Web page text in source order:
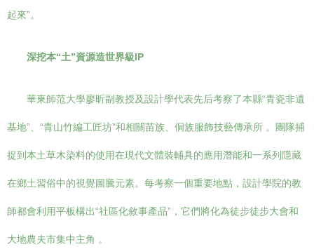
起來”。
深挖本“土”資源造世界級IP
華東師范大學廖昕副教授及設計學代表先后考察了本縣“青瓷非遺
基地”、“青山竹編工匠坊”和相關苗族、侗族服飾技藝傳承所 。團隊捕
捉到本土草木染料的使用在現代文體裝輔具的應用潛能和一系列隱藏
在鄉土習俗中的視覺圖騰元素。每考察一個重要地點，設計學院的教
師都會利用平板構出“社區化敘事產品”，它們將化為徒步徒步大會和
大地農夫市集中主角 。